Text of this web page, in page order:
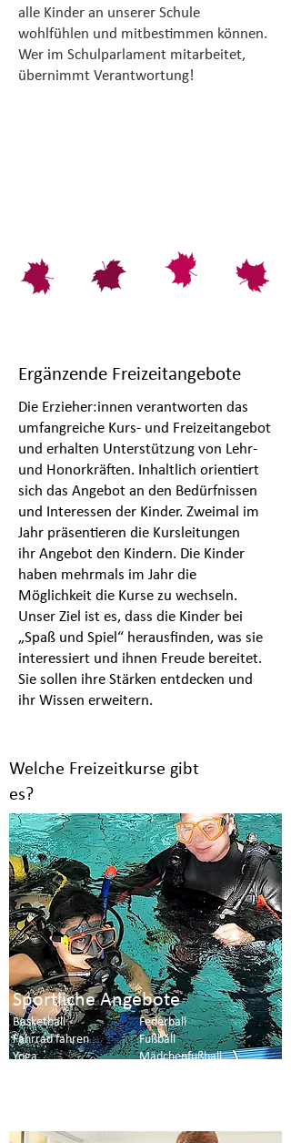
alle Kinder an unserer Schule
wohlfühlen und mitbestimmen können.
Wer im Schulparlament mitarbeitet,
übernimmt Verantwortung!
Ergänzende Freizeitangebote
Die Erzieher:innen verantworten das
umfangreiche Kurs- und Freizeitangebot
und erhalten Unterstützung von Lehr-
und Honorkräften. Inhaltlich orientiert
sich das Angebot an den Bedürfnissen
und Interessen der Kinder. Zweimal im
Jahr präsentieren die Kursleitungen
ihr Angebot den Kindern. Die Kinder
haben mehrmals im Jahr die
Möglichkeit die Kurse zu wechseln.
Unser Ziel ist es, dass die Kinder bei
„Spaß und Spiel“ herausfinden, was sie
interessiert und ihnen Freude bereitet.
Sie sollen ihre Stärken entdecken und
ihr Wissen erweitern.
Welche Freizeitkurse gibt
es?
Sportliche Angebote
Federball
Fußball
Mädchenfußball
Basketball
Fahrrad fahren
Yoga